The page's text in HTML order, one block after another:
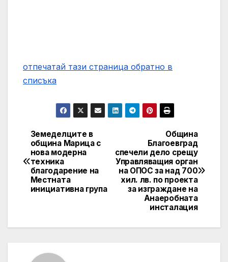
отпечатай тази страница обратно в
списъка
Post
navigation
Община
Благоевград
спечели дело срещу
Управляващия орган
на ОПОС за над 700
хил. лв. по проекта
за изграждане на
Анаеробната
инсталация
Земеделците в
община Марица с
нова модерна
техника
благодарение на
Местната
инициативна група